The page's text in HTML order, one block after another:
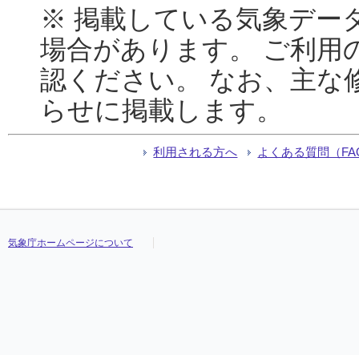
※ 掲載している気象デー
場合があります。 ご利用
認ください。 なお、主な
らせに掲載します。
利用される方へ よくある質問（
気象庁ホームページについて